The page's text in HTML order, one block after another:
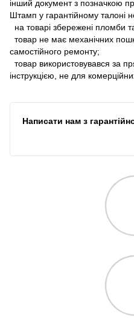
інший документ з позначкою
Штамп у гарантійному талоні
на товарі збережені пломби
товар не має механічних
самостійного ремонту;
товар використовувався за
інструкцією, не для
Написати нам з